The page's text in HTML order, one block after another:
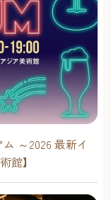
～2026 最新イ
館】